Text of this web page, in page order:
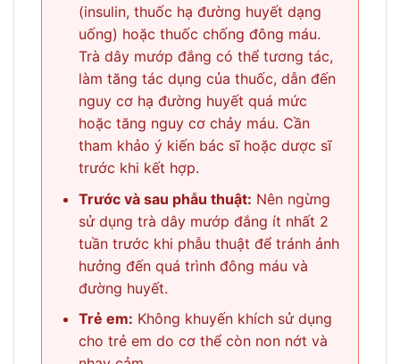
(insulin, thuốc hạ đường huyết dạng
uống) hoặc thuốc chống đông máu.
Trà dây mướp đắng có thể tương tác,
làm tăng tác dụng của thuốc, dẫn đến
nguy cơ hạ đường huyết quá mức
hoặc tăng nguy cơ chảy máu. Cần
tham khảo ý kiến bác sĩ hoặc dược sĩ
trước khi kết hợp.
Trước và sau phẫu thuật: Nên ngừng
sử dụng trà dây mướp đắng ít nhất 2
tuần trước khi phẫu thuật để tránh ảnh
hưởng đến quá trình đông máu và
đường huyết.
Trẻ em: Không khuyến khích sử dụng
cho trẻ em do cơ thể còn non nớt và